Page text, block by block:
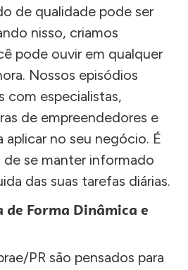
de qualidade pode ser
nisso, criamos
pode ouvir em qualquer
Nossos episódios
com especialistas,
de empreendedores e
aplicar no seu negócio. É
de se manter informado
das suas tarefas diárias.
Forma Dinâmica e
PR são pensados para